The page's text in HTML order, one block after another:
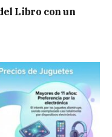
Libro con un